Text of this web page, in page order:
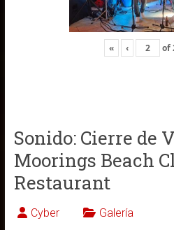
« ‹ of
Sonido: Cierre de
Moorings Beach
Restaurant
Cyber Galería